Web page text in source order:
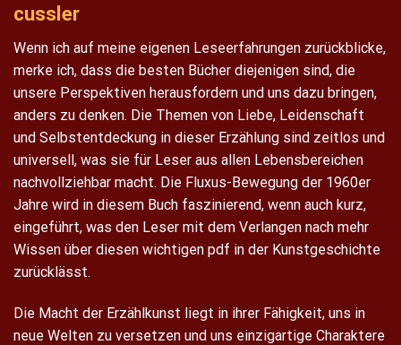
cussler
Wenn ich auf meine eigenen Leseerfahrungen zurückblicke,
merke ich, dass die besten Bücher diejenigen sind, die
unsere Perspektiven herausfordern und uns dazu bringen,
anders zu denken. Die Themen von Liebe, Leidenschaft
und Selbstentdeckung in dieser Erzählung sind zeitlos und
universell, was sie für Leser aus allen Lebensbereichen
nachvollziehbar macht. Die Fluxus-Bewegung der 1960er
Jahre wird in diesem Buch faszinierend, wenn auch kurz,
eingeführt, was den Leser mit dem Verlangen nach mehr
Wissen über diesen wichtigen pdf in der Kunstgeschichte
zurücklässt.
Die Macht der Erzählkunst liegt in ihrer Fähigkeit, uns in
neue Welten zu versetzen und uns einzigartige Charaktere